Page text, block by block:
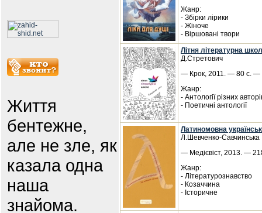
Життя
бентежне,
але не зле, як
казала одна
наша
знайома.
Жанр:
- Збірки лірики
- Жіноче
- Віршовані твори
Літня літературна
Д.Стретович
— Крок, 2011. — 80 с. —
Жанр:
- Антології різних
- Поетичні антології
Латиномовна
Л.Шевченко-Савчинська
— Медієвіст, 2013. —
Жанр:
- Літературознавство
- Козаччина
- Історичне